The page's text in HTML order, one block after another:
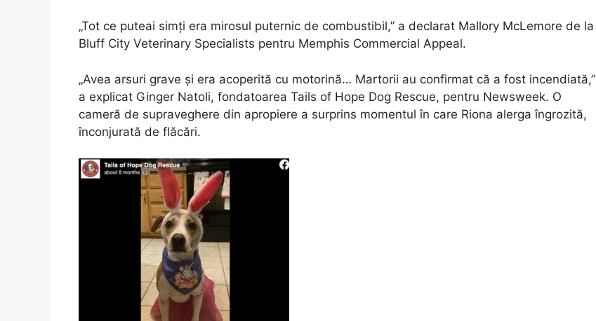
„Tot ce puteai simți era mirosul puternic de combustibil,” a declarat Mallory McLemore de la
Bluff City Veterinary Specialists pentru Memphis Commercial Appeal.
„Avea arsuri grave și era acoperită cu motorină… Martorii au confirmat că a fost incendiată,”
a explicat Ginger Natoli, fondatoarea Tails of Hope Dog Rescue, pentru Newsweek. O
cameră de supraveghere din apropiere a surprins momentul în care Riona alerga îngrozită,
înconjurată de flăcări.